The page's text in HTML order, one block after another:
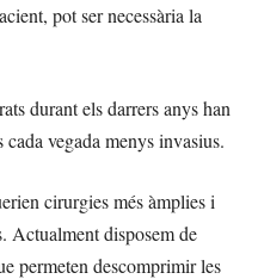
pot ser necessària la
durant els darrers anys han
vegada menys invasius.
cirurgies més àmplies i
Actualment disposem de
permeten descomprimir les